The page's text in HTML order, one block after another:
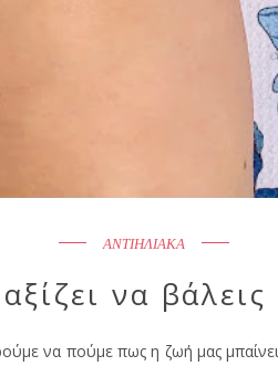
ΑΝΤΙΗΛΙΑΚΑ
να
να πούμε πως η ζωή μας